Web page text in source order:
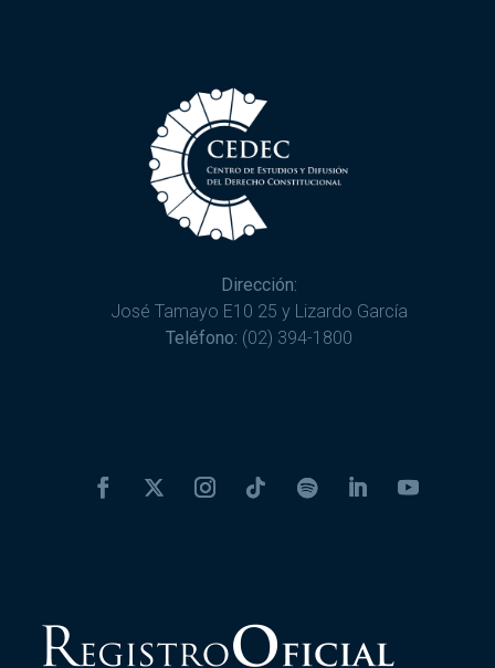
Dirección:
José Tamayo E10 25 y Lizardo García
Teléfono: (02) 394-1800